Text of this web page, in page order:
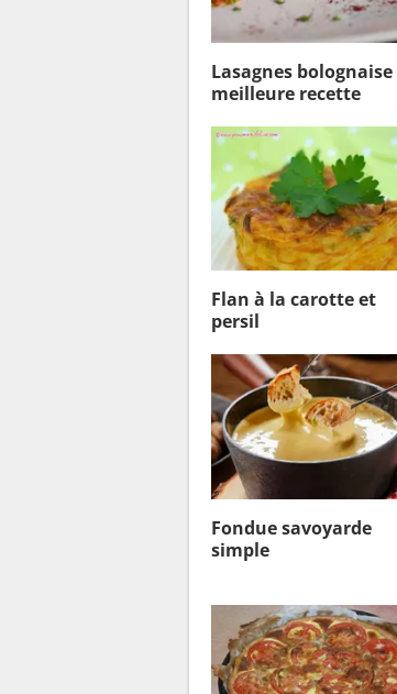
Lasagnes bolognaise
meilleure recette
Flan à la carotte et
persil
Fondue savoyarde
simple